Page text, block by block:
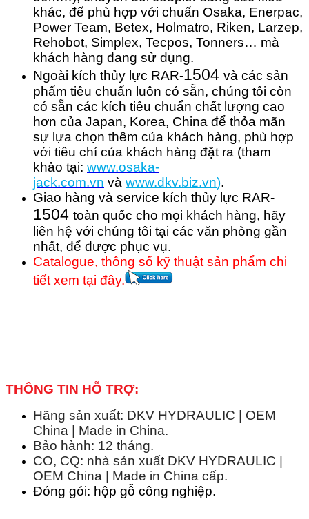
khác, để phù hợp với chuẩn Osaka, Enerpac,
Power Team, Betex, Holmatro, Riken, Larzep,
Rehobot, Simplex, Tecpos, Tonners… mà
khách hàng đang sử dụng.
Ngoài kích thủy lực RAR-1504 và các sản
phẩm tiêu chuẩn luôn có sẵn, chúng tôi còn
có sẵn các kích tiêu chuẩn chất lượng cao
hơn của Japan, Korea, China để thỏa mãn
sự lựa chọn thêm của khách hàng, phù hợp
với tiêu chí của khách hàng đặt ra (tham
khảo tại: www.osaka-
jack.com.vn và www.dkv.biz.vn).
Giao hàng và service kích thủy lực RAR-
1504 toàn quốc cho mọi khách hàng, hãy
liên hệ với chúng tôi tại các văn phòng gần
nhất, để được phục vụ.
Catalogue, thông số kỹ thuật sản phẩm chi
tiết xem tại đây.
THÔNG TIN HỖ TRỢ:
Hãng sản xuất: DKV HYDRAULIC | OEM
China | Made in China.
Bảo hành: 12 tháng.
CO, CQ: nhà sản xuất DKV HYDRAULIC |
OEM China | Made in China cấp.
Đóng gói: hộp gỗ công nghiệp.